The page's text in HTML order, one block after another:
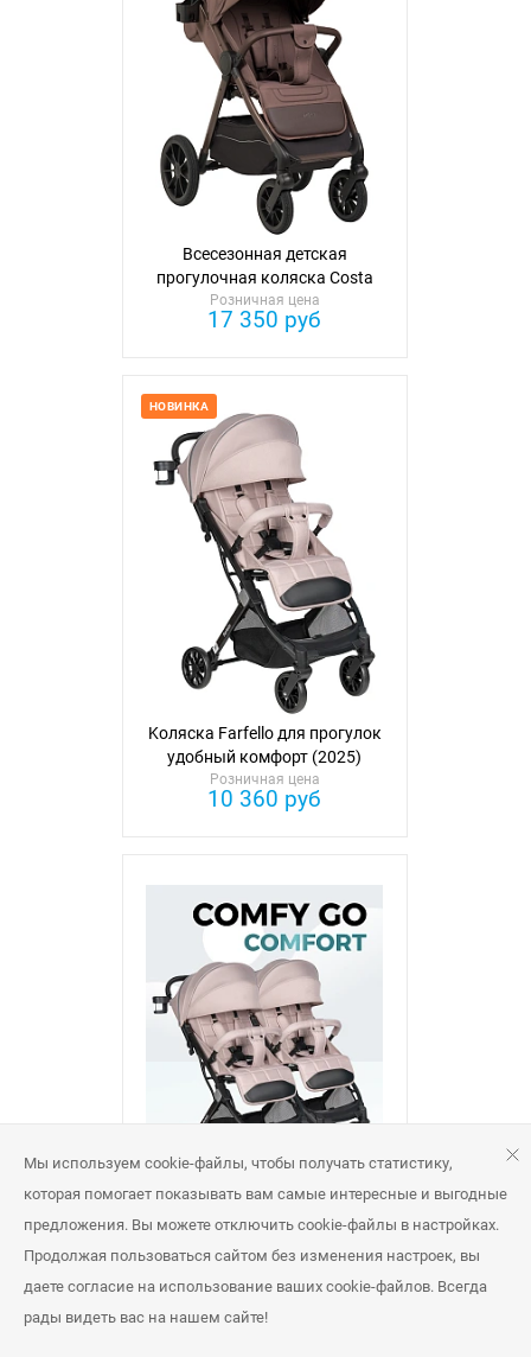
Всесезонная детская
прогулочная коляска Costa
Мика (2026)
Розничная цена
17 350 руб
НОВИНКА
Kоляска Farfello для прогулок
удобный комфорт (2025)
Розничная цена
10 360 руб
удобный комфорт для двойни
(2025)
Розничная цена
22 358 руб
Мы используем cookie-файлы, чтобы получать статистику,
которая помогает показывать вам самые интересные и выгодные
предложения. Вы можете отключить cookie-файлы в настройках.
Продолжая пользоваться сайтом без изменения настроек, вы
даете согласие на использование ваших cookie-файлов. Всегда
рады видеть вас на нашем сайте!